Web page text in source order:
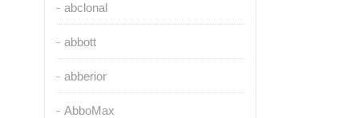
abclonal
abbott
abberior
AbboMax